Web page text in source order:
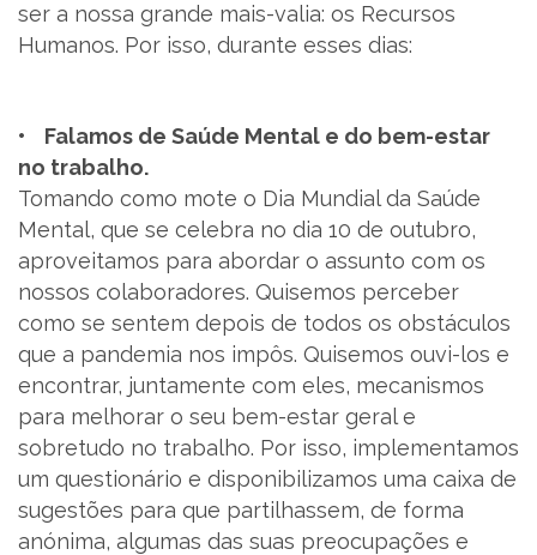
ser a nossa grande mais-valia: os Recursos
Humanos. Por isso, durante esses dias:
• Falamos de Saúde Mental e do bem-estar
no trabalho.
Tomando como mote o Dia Mundial da Saúde
Mental, que se celebra no dia 10 de outubro,
aproveitamos para abordar o assunto com os
nossos colaboradores. Quisemos perceber
como se sentem depois de todos os obstáculos
que a pandemia nos impôs. Quisemos ouvi-los e
encontrar, juntamente com eles, mecanismos
para melhorar o seu bem-estar geral e
sobretudo no trabalho. Por isso, implementamos
um questionário e disponibilizamos uma caixa de
sugestões para que partilhassem, de forma
anónima, algumas das suas preocupações e